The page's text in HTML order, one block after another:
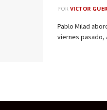
POR VICTOR
Pablo Milad
viernes pasado,